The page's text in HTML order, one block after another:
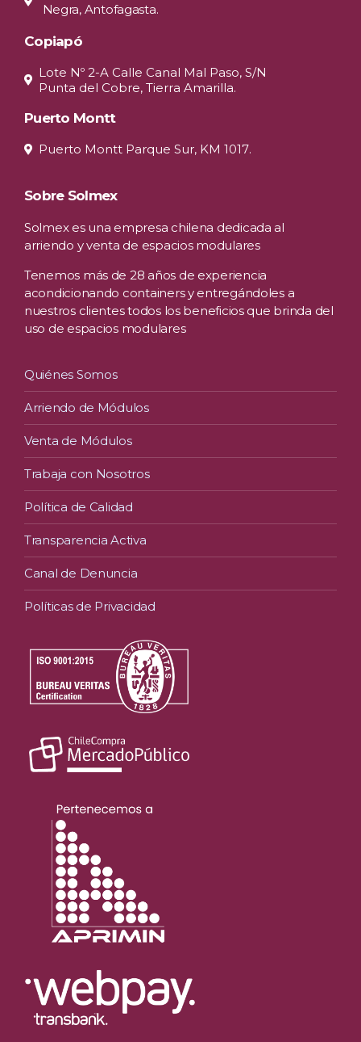
Negra, Antofagasta.
Copiapó
Lote Nº 2-A Calle Canal Mal Paso, S/N
Punta del Cobre, Tierra Amarilla.
Puerto Montt
Puerto Montt Parque Sur, KM 1017.
Sobre Solmex
Solmex es una empresa chilena dedicada al
arriendo y venta de espacios modulares
Tenemos más de 28 años de experiencia
acondicionando containers y entregándoles a
nuestros clientes todos los beneficios que brinda del
uso de espacios modulares
Quiénes Somos
Arriendo de Módulos
Venta de Módulos
Trabaja con Nosotros
Política de Calidad
Transparencia Activa
Canal de Denuncia
Políticas de Privacidad